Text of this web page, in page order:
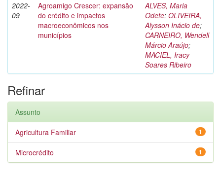
2022-
09
Agroamigo Crescer: expansão
do crédito e impactos
macroeconômicos nos
municípios
ALVES, Maria
Odete; OLIVEIRA,
Alysson Inácio de;
CARNEIRO, Wendell
Márcio Araújo;
MACIEL, Iracy
Soares Ribeiro
Refinar
Assunto
1
Agricultura Familiar
1
Microcrédito